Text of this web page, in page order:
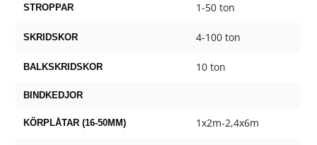
STROPPAR 1-50 ton
SKRIDSKOR 4-100 ton
BALKSKRIDSKOR 10 ton
BINDKEDJOR
KÖRPLÅTAR (16-50MM) 1x2m-2,4x6m